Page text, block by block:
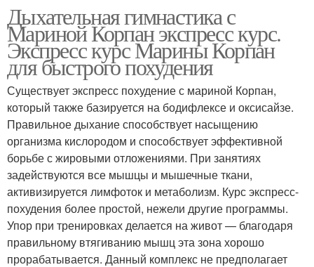
Дыхательная гимнастика с
Мариной Корпан экспресс курс.
Экспресс курс Марины Корпан
для быстрого похудения
Существует экспресс похудение с мариной Корпан,
который также базируется на бодифлексе и оксисайзе.
Правильное дыхание способствует насыщению
организма кислородом и способствует эффективной
борьбе с жировыми отложениями. При занятиях
задействуются все мышцы и мышечные ткани,
активизируется лимфоток и метаболизм. Курс экспресс-
похудения более простой, нежели другие программы.
Упор при тренировках делается на живот — благодаря
правильному втягиванию мышц эта зона хорошо
прорабатывается. Данный комплекс не предполагает